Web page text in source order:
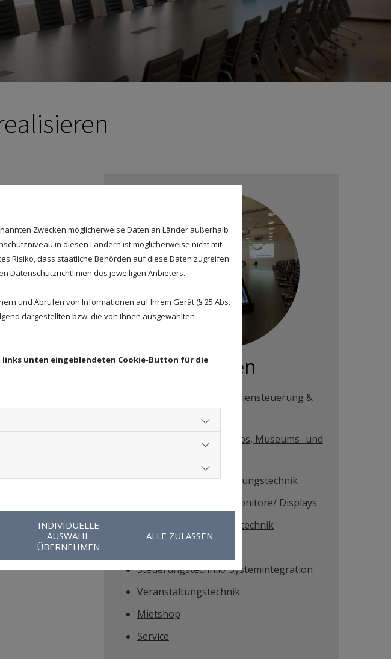
Medien
Konferenztechnik, Mediensteuerung &
Konferenzräume
Immersive Media Studios, Museums- und
Ausstellungstechnik
Dolmetscher- und Führungstechnik
Digitale Plakate und Monitore/ Displays
Projektions- und Videotechnik
Steuerungstechnik/ Systemintegration
Veranstaltungstechnik
Mietshop
Service
Zwecken möglicherweise Daten an Länder außerhalb
in diesen Ländern ist möglicherweise nicht mit
Risiko, dass staatliche Behörden auf diese Daten zugreifen
Datenschutzrichtlinien des jeweiligen Anbieters.
und Abrufen von Informationen auf Ihrem Gerät (§ 25 Abs.
dargestellten bzw. die von Ihnen ausgewählten
unten eingeblendeten Cookie-Button für die
INDIVIDUELLE
AUSWAHL
ÜBERNEHMEN
ALLE ZULASSEN